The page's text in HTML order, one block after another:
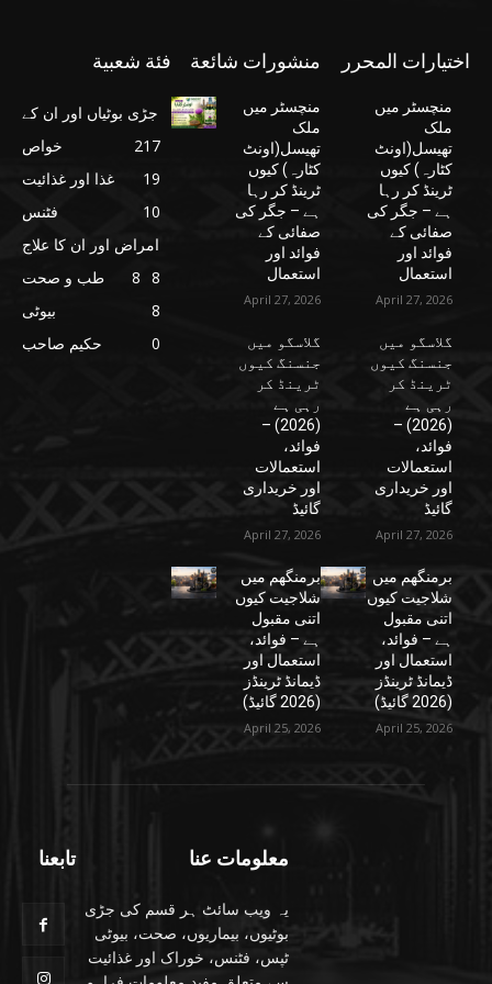
اختيارات المحرر
منچسٹر میں
ملک
تھیسل(اونٹ
کٹارہ) کیوں
ٹرینڈ کر رہا
ہے – جگر کی
صفائی کے
فوائد اور
استعمال
April 27, 2026
گلاسگو میں
جنسنگ کیوں
ٹرینڈ کر
رہی ہے
(2026) –
فوائد،
استعمالات
اور خریداری
گائیڈ
April 27, 2026
برمنگھم میں
شلاجیت کیوں
اتنی مقبول
ہے – فوائد،
استعمال اور
ڈیمانڈ ٹرینڈز
(2026 گائیڈ)
April 25, 2026
منشورات شائعة
منچسٹر میں
ملک
تھیسل(اونٹ
کٹارہ) کیوں
ٹرینڈ کر رہا
ہے – جگر کی
صفائی کے
فوائد اور
استعمال
April 27, 2026
گلاسگو میں
جنسنگ کیوں
ٹرینڈ کر
رہی ہے
(2026) –
فوائد،
استعمالات
اور خریداری
گائیڈ
April 27, 2026
برمنگھم میں
شلاجیت کیوں
اتنی مقبول
ہے – فوائد،
استعمال اور
ڈیمانڈ ٹرینڈز
(2026 گائیڈ)
April 25, 2026
فئة شعبية
جڑی بوٹیاں اور ان کے
خواص
217
غذا اور غذائیت
19
فٹنس
10
امراض اور ان کا علاج
8
طب و صحت
8
بیوٹی
8
حکیم صاحب
0
معلومات عنا
یہ ویب سائٹ ہر قسم کی جڑی
بوٹیوں، بیماریوں، صحت، بیوٹی
ٹپس، فٹنس، خوراک اور غذائیت
تابعنا